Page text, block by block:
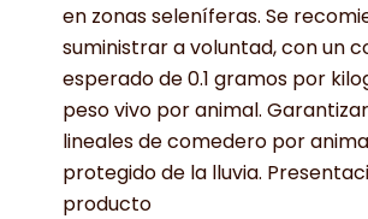
en zonas seleníferas. Se
suministrar a voluntad, con un
esperado de 0.1 gramos por
peso vivo por animal.
lineales de comedero por
protegido de la lluvia.
producto